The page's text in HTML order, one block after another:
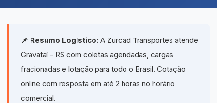
📌 Resumo Logístico: A Zurcad Transportes atende
Gravataí - RS com coletas agendadas, cargas
fracionadas e lotação para todo o Brasil. Cotação
online com resposta em até 2 horas no horário
comercial.